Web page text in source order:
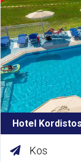
Hotel Kordistos
Kos